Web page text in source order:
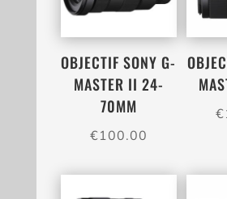
OBJECTIF SONY G-
MASTER II 24-
70MM
€100.00
€